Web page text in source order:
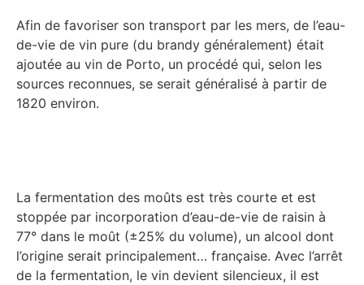
Afin de favoriser son transport par les mers, de l’eau-
de-vie de vin pure (du brandy généralement) était
ajoutée au vin de Porto, un procédé qui, selon les
sources reconnues, se serait généralisé à partir de
1820 environ.
La fermentation des moûts est très courte et est
stoppée par incorporation d’eau-de-vie de raisin à
77° dans le moût (±25% du volume), un alcool dont
l’origine serait principalement… française. Avec l’arrêt
de la fermentation, le vin devient silencieux, il est